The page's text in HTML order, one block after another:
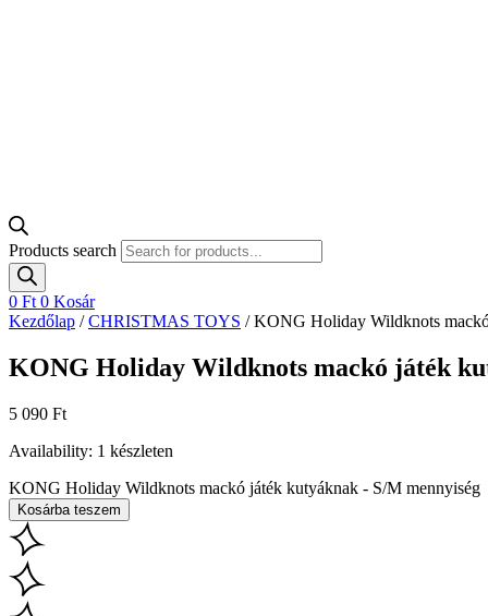
Products search
0 Ft 0 Kosár
Kezdőlap /CHRISTMAS TOYS / KONG Holiday Wildknots
KONG Holiday Wildknots mackó játék
5 090 Ft
Availability: 1 készleten
KONG Holiday Wildknots mackó játék kutyáknak - S/M mennyiség
Kosárba teszem